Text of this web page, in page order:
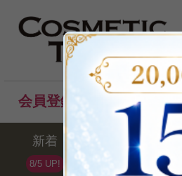
会員登録後のお買い物で
新着
8/5 UP!
セール